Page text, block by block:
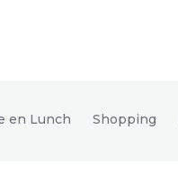
en Lunch Shopping